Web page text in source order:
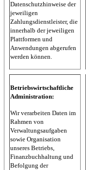
Datenschutzhinweise der
jeweiligen
Zahlungsdienstleister, die
innerhalb der jeweiligen
Plattformen und
Anwendungen abgerufen
werden können.
Betriebswirtschaftliche
Administration:
Wir verarbeiten Daten im
Rahmen von
Verwaltungsaufgaben
sowie Organisation
unseres Betriebs,
Finanzbuchhaltung und
Befolgung der